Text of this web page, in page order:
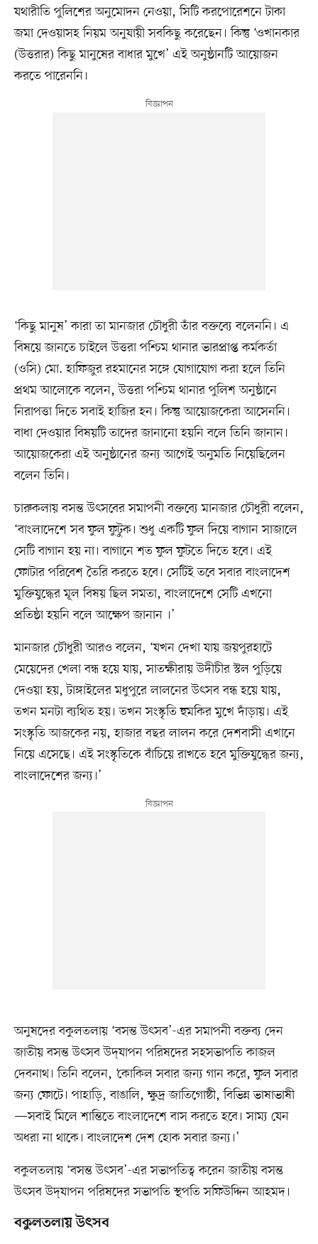
যথারীতি পুলিশের অনুমোদন নেওয়া, সিটি করপোরেশনে টাকা
জমা দেওয়াসহ নিয়ম অনুযায়ী সবকিছু করেছেন। কিন্তু ‘ওখানকার
(উত্তরার) কিছু মানুষের বাধার মুখে’ এই অনুষ্ঠানটি আয়োজন
করতে পারেননি।
‘কিছু মানুষ’ কারা তা মানজার চৌধুরী তাঁর বক্তব্যে বলেননি। এ
বিষয়ে জানতে চাইলে উত্তরা পশ্চিম থানার ভারপ্রাপ্ত কর্মকর্তা
(ওসি) মো. হাফিজুর রহমানের সঙ্গে যোগাযোগ করা হলে তিনি
প্রথম আলোকে বলেন, উত্তরা পশ্চিম থানার পুলিশ অনুষ্ঠানে
নিরাপত্তা দিতে সবাই হাজির হন। কিন্তু আয়োজকেরা আসেননি।
বাধা দেওয়ার বিষয়টি তাদের জানানো হয়নি বলে তিনি জানান।
আয়োজকেরা এই অনুষ্ঠানের জন্য আগেই অনুমতি নিয়েছিলেন
বলেন তিনি।
চারুকলায় বসন্ত উৎসবের সমাপনী বক্তব্যে মানজার চৌধুরী বলেন,
‘বাংলাদেশে সব ফুল ফুটুক। শুধু একটি ফুল দিয়ে বাগান সাজালে
সেটি বাগান হয় না। বাগানে শত ফুল ফুটতে দিতে হবে। এই
ফোটার পরিবেশ তৈরি করতে হবে। সেটিই তবে সবার বাংলাদেশ
মুক্তিযুদ্ধের মূল বিষয় ছিল সমতা, বাংলাদেশে সেটি এখনো
প্রতিষ্ঠা হয়নি বলে আক্ষেপ জানান ।’
মানজার চৌধুরী আরও বলেন, ‘যখন দেখা যায় জয়পুরহাটে
মেয়েদের খেলা বন্ধ হয়ে যায়, সাতক্ষীরায় উদীচীর স্টল পুড়িয়ে
দেওয়া হয়, টাঙ্গাইলের মধুপুরে লালনের উৎসব বন্ধ হয়ে যায়,
তখন মনটা ব্যথিত হয়। তখন সংস্কৃতি হুমকির মুখে দাঁড়ায়। এই
সংস্কৃতি আজকের নয়, হাজার বছর লালন করে দেশবাসী এখানে
নিয়ে এসেছে। এই সংস্কৃতিকে বাঁচিয়ে রাখতে হবে মুক্তিযুদ্ধের জন্য,
বাংলাদেশের জন্য।’
অনুষদের বকুলতলায় ‘বসন্ত উৎসব’-এর সমাপনী বক্তব্য দেন
জাতীয় বসন্ত উৎসব উদ্‌যাপন পরিষদের সহসভাপতি কাজল
দেবনাথ। তিনি বলেন, ‘কোকিল সবার জন্য গান করে, ফুল সবার
জন্য ফোটে। পাহাড়ি, বাঙালি, ক্ষুদ্র জাতিগোষ্ঠী, বিভিন্ন ভাষাভাষী
—সবাই মিলে শান্তিতে বাংলাদেশে বাস করতে হবে। সাম্য যেন
অধরা না থাকে। বাংলাদেশ দেশ হোক সবার জন্য।’
বকুলতলায় ‘বসন্ত উৎসব’-এর সভাপতিত্ব করেন জাতীয় বসন্ত
উৎসব উদ্‌যাপন পরিষদের সভাপতি স্থপতি সফিউদ্দিন আহমদ।
বকুলতলায় উৎসব